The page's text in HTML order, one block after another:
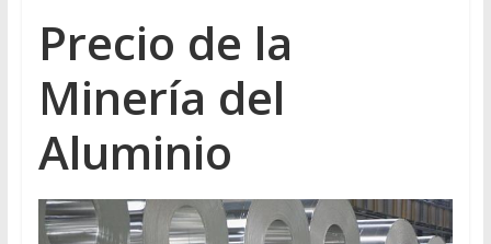
Precio de la
Minería del
Aluminio